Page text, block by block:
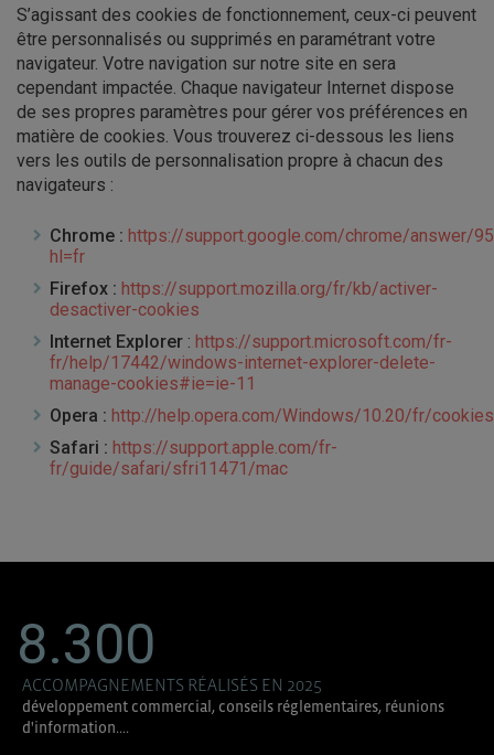
S’agissant des cookies de fonctionnement, ceux-ci peuvent
être personnalisés ou supprimés en paramétrant votre
navigateur. Votre navigation sur notre site en sera
cependant impactée. Chaque navigateur Internet dispose
de ses propres paramètres pour gérer vos préférences en
matière de cookies. Vous trouverez ci-dessous les liens
vers les outils de personnalisation propre à chacun des
navigateurs :
Chrome : https://support.google.com/chrome/answer/
hl=fr
Firefox : https://support.mozilla.org/fr/kb/activer-
desactiver-cookies
Internet Explorer : https://support.microsoft.com/fr-
fr/help/17442/windows-internet-explorer-delete-
manage-cookies#ie=ie-11
Opera : http://help.opera.com/Windows/10.20/fr/
Safari : https://support.apple.com/fr-
fr/guide/safari/sfri11471/mac
8.300
ACCOMPAGNEMENTS RÉALISÉS EN 2025
développement commercial, conseils réglementaires, réunions
d'information....